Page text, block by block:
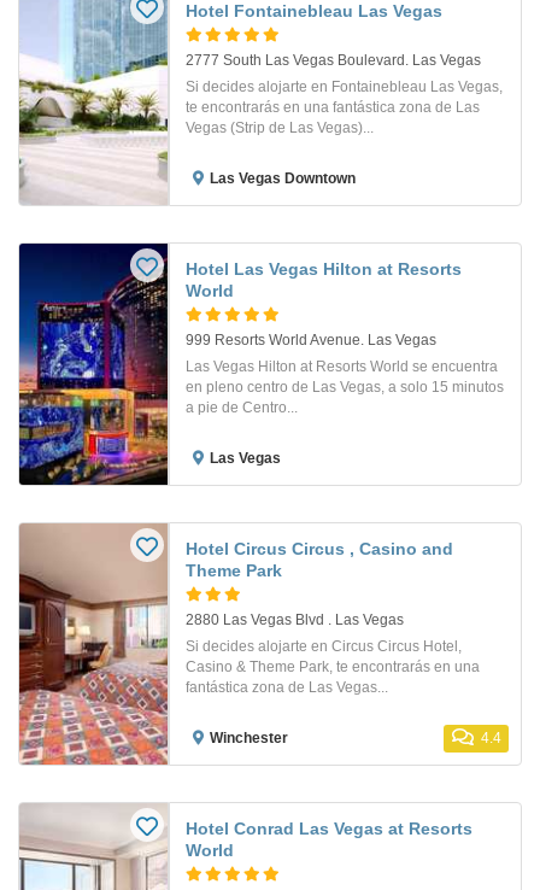
Hotel Fontainebleau Las Vegas
2777 South Las Vegas Boulevard. Las Vegas
Si decides alojarte en Fontainebleau Las Vegas,
te encontrarás en una fantástica zona de Las
Vegas (Strip de Las Vegas)...
Las Vegas Downtown
Hotel Las Vegas Hilton at Resorts
World
999 Resorts World Avenue. Las Vegas
Las Vegas Hilton at Resorts World se encuentra
en pleno centro de Las Vegas, a solo 15 minutos
a pie de Centro...
Las Vegas
Hotel Circus Circus , Casino and
Theme Park
2880 Las Vegas Blvd . Las Vegas
Si decides alojarte en Circus Circus Hotel,
Casino & Theme Park, te encontrarás en una
fantástica zona de Las Vegas...
Winchester 4.4
Hotel Conrad Las Vegas at Resorts
World